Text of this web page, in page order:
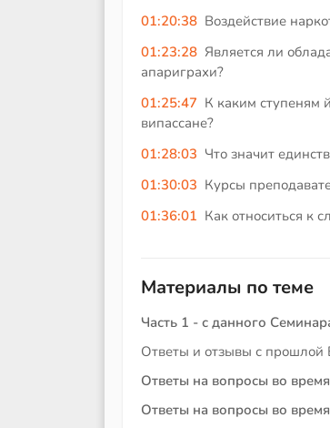
01:20:38 Воздействие
01:23:28 Является ли
апариграхи?
01:25:47 К каким ступеням
випассане?
01:28:03 Что значит
01:30:03 Курсы
01:36:01 Как относиться к
Материалы по теме
Часть 1 - с данного
Ответы и отзывы с прошлой
Ответы на вопросы во
Ответы на вопросы во